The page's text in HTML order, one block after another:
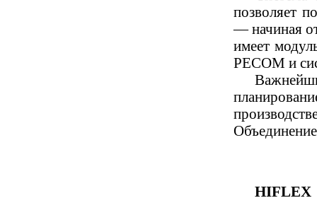
позволяет
— начиная
имеет
PECOM и
HIFLEX